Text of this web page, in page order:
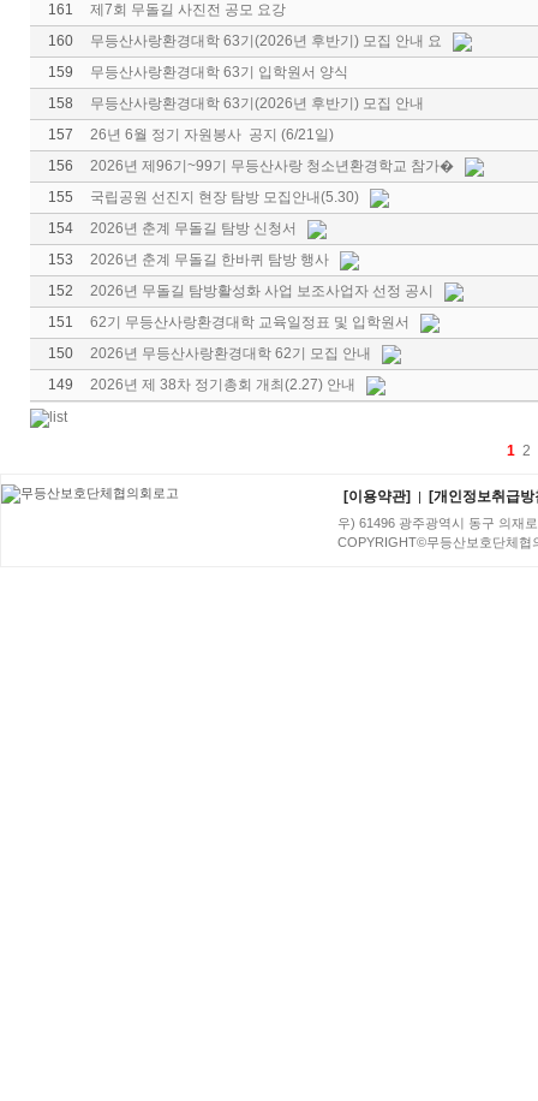
161
제7회 무돌길 사진전 공모 요강
160
무등산사랑환경대학 63기(2026년 후반기) 모집 안내 요
159
무등산사랑환경대학 63기 입학원서 양식
158
무등산사랑환경대학 63기(2026년 후반기) 모집 안내
157
26년 6월 정기 자원봉사 공지 (6/21일)
156
2026년 제96기~99기 무등산사랑 청소년환경학교 참가�
155
국립공원 선진지 현장 탐방 모집안내(5.30)
154
2026년 춘계 무돌길 탐방 신청서
153
2026년 춘계 무돌길 한바퀴 탐방 행사
152
2026년 무돌길 탐방활성화 사업 보조사업자 선정 공시
151
62기 무등산사랑환경대학 교육일정표 및 입학원서
150
2026년 무등산사랑환경대학 62기 모집 안내
149
2026년 제 38차 정기총회 개최(2.27) 안내
1 2
[이용약관] | [개인정보취급방
우) 61496 광주광역시 동구 의재
COPYRIGHT©무등산보호단체협